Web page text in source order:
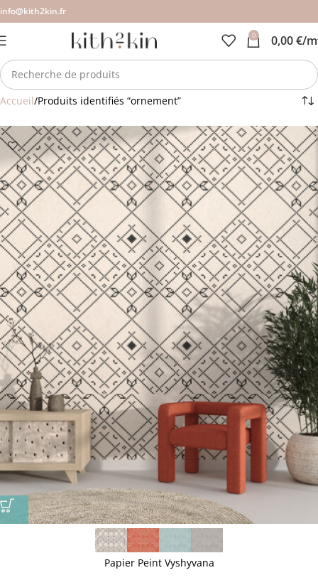
info@kith2kin.fr
0 0,00€/
Accueil Produits identifiés “ornement”
Papier Peint Vyshyvana